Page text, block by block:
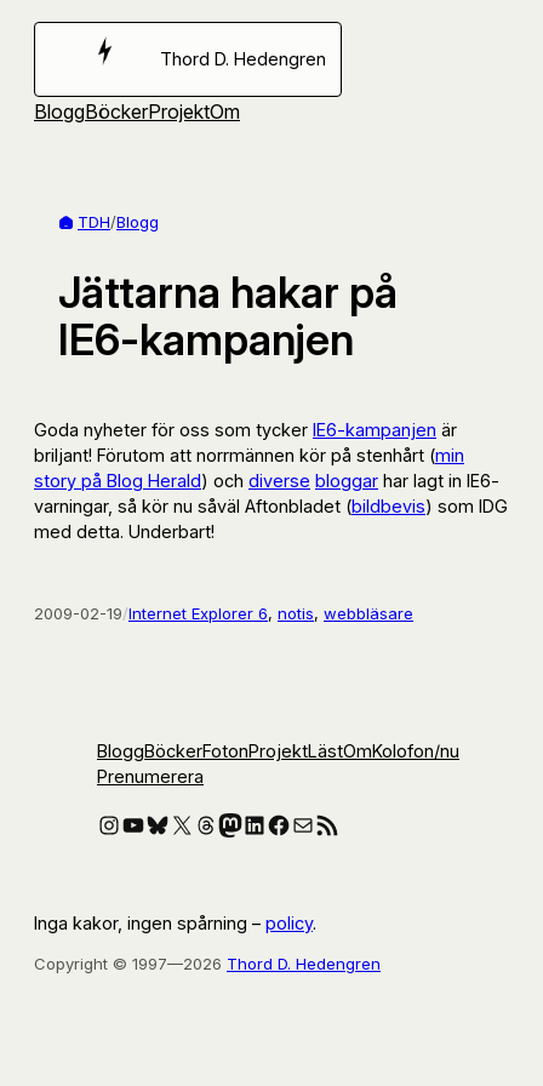
Hoppa
Thord D. Hedengren
BloggBöckerProjektOm
TDH/Blogg
Jättarna hakar på
IE6-kampanjen
Goda nyheter för oss som tycker IE6-kampanjen är
briljant! Förutom att norrmännen kör på stenhårt (min
story på Blog Herald) och diverse bloggar har lagt in IE6-
varningar, så kör nu såväl Aftonbladet (bildbevis) som IDG
med detta. Underbart!
2009-02-19/Internet Explorer 6, notis, webbläsare
BloggBöckerFotonProjektLästOmKolofon/nu
Prenumerera
Instagram
YouTube
Bluesky
X Threads
Mastodon
LinkedIn
Facebook
E-postRSS-flöde
Inga kakor, ingen spårning – policy.
Copyright © 1997—2026 Thord D. Hedengren